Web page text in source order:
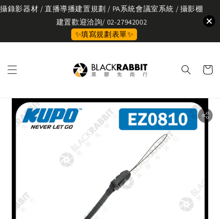
攝錄影器材 / 直播導播建置規劃 / PA系統會議室系統 / 攝影棚
建置歡迎洽詢/ 02-27942002
✨填寫規劃表單✨